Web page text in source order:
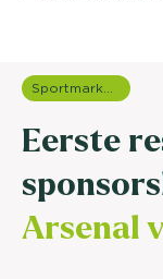
Eerste
Arsenal